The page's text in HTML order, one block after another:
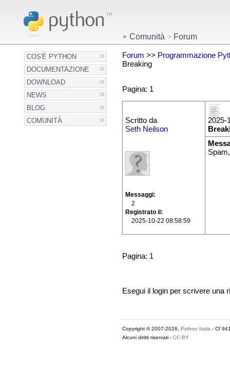
COS'È PYTHON
DOCUMENTAZIONE
DOWNLOAD
NEWS
BLOG
COMUNITÀ
Comunità > Forum
Forum >> Programmazione
Breaking
Pagina: 1
Scritto da
Seth Neilson
Messaggi
2
Registrato il
2025-10-22 08:58:59
2025-
Pagina: 1
Esegui il login per scrivere una
Copyright © 2007-2026, Python Italia- Cf
Alcuni diritti riservati - CC-BY